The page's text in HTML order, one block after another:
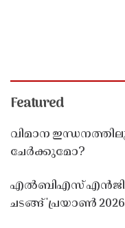
Featured
വിമാന
ചേർക്കുമോ?
എൽബിഎസ്
ചടങ്ങ് 'പ്രയാൺ